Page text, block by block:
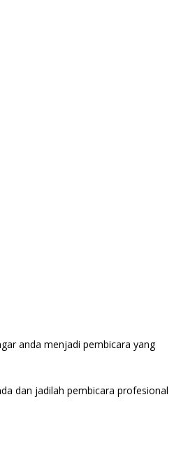
anda menjadi pembicara yang
dan jadilah pembicara profesional